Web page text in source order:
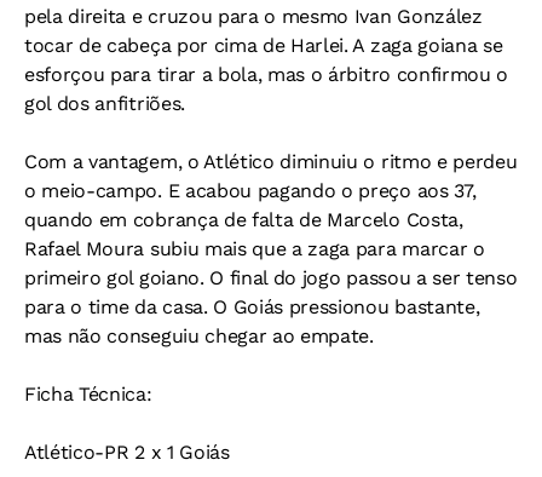
pela direita e cruzou para o mesmo Ivan González
tocar de cabeça por cima de Harlei. A zaga goiana se
esforçou para tirar a bola, mas o árbitro confirmou o
gol dos anfitriões.
Com a vantagem, o Atlético diminuiu o ritmo e perdeu
o meio-campo. E acabou pagando o preço aos 37,
quando em cobrança de falta de Marcelo Costa,
Rafael Moura subiu mais que a zaga para marcar o
primeiro gol goiano. O final do jogo passou a ser tenso
para o time da casa. O Goiás pressionou bastante,
mas não conseguiu chegar ao empate.
Ficha Técnica:
Atlético-PR 2 x 1 Goiás